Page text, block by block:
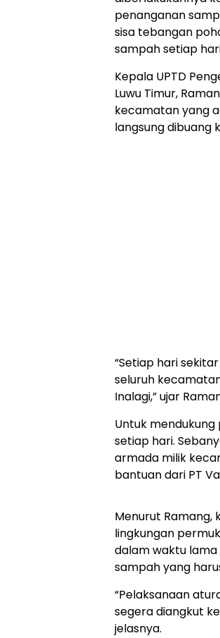
penanganan
sisa tebangan
sampah setiap
Kepala UPTD
Luwu Timur,
kecamatan yang
langsung dibuang
“Setiap hari
seluruh
Inalagi,” ujar
Untuk
setiap hari.
armada milik
bantuan dari PT
Menurut
lingkungan
dalam waktu lama
sampah yang
“Pelaksanaan
segera diangkut
jelasnya.